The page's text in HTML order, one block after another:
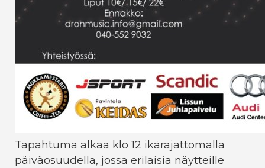
Tapahtuma alkaa klo 12 ikärajattomalla
päiväosuudella, jossa erilaisia näytteille